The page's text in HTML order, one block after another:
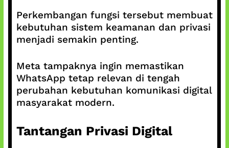
Perkembangan fungsi tersebut membuat
kebutuhan sistem keamanan dan privasi
menjadi semakin penting.
Meta tampaknya ingin memastikan
WhatsApp tetap relevan di tengah
perubahan kebutuhan komunikasi digital
masyarakat modern.
Tantangan Privasi Digital